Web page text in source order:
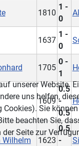
1810
1 -
0
1637
1 -
0
1705
0 -
1
1609
0.5
-
0.5
Wilhelm 1623
0.5
-
unserer Website.
uns helfen,
Cookies). Sie
beachten Sie,
Seite zur